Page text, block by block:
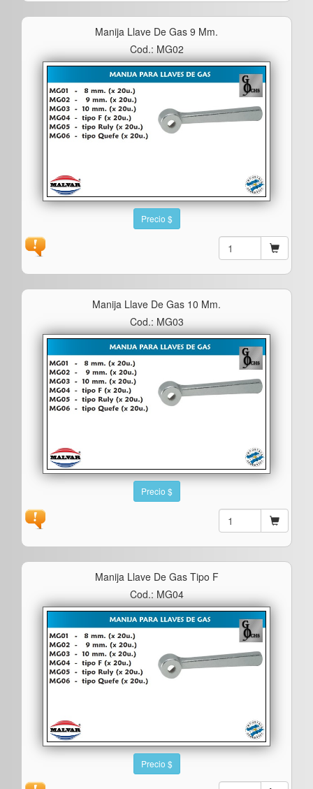
Manija Llave De Gas 9 Mm.
Cod.: MG02
Precio $
Manija Llave De Gas 10 Mm.
Cod.: MG03
Precio $
Manija Llave De Gas Tipo F
Cod.: MG04
Precio $